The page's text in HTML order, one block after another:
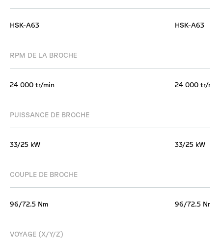
HSK-A63
RPM DE LA BROCHE
24 000 tr/min
PUISSANCE DE BROCHE
33/25 kW
COUPLE DE BROCHE
96/72.5 Nm
VOYAGE (X/Y/Z)
HSK-A63
24 000 tr/min
33/25 kW
96/72.5 Nm